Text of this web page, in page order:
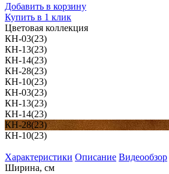
Добавить в корзину
Купить в 1 клик
Цветовая коллекция
КН-03(23)
КН-13(23)
КН-14(23)
КН-28(23)
КН-10(23)
КН-03(23)
КН-13(23)
КН-14(23)
КН-28(23)
КН-10(23)
Характеристики Описание Видеообзор
Ширина, см